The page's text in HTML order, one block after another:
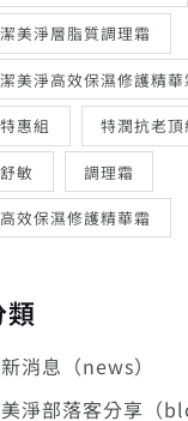
潔美淨層脂質調理霜
潔美淨高效保濕修護精華
特惠組 特潤抗老
舒敏 調理霜
高效保濕修護精華霜
類
消息（news）
淨部落客分享（